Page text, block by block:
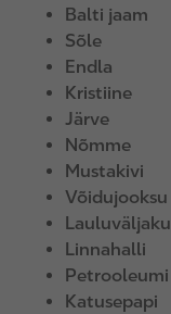
Balti jaam
Sõle
Endla
Kristiine
Järve
Nõmme
Mustakivi
Võidujooksu
Lauluväljaku
Linnahalli
Petrooleumi
Katusepapi